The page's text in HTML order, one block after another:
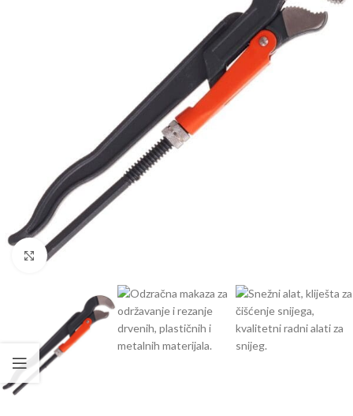
Klikni da uvećaš